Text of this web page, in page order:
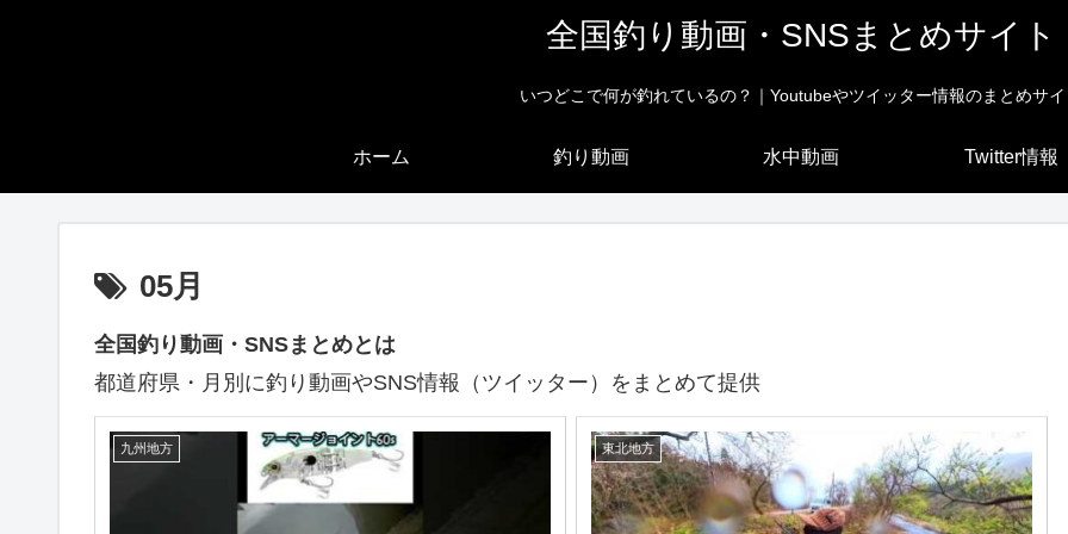
全国釣り動画・SNSまとめサイト
いつどこで何が釣れているの？｜Youtubeやツイッター情報のまとめサイ
ホーム 釣り動画 水中動画 Twitter情報
05月
全国釣り動画・SNSまとめとは
都道府県・月別に釣り動画やSNS情報（ツイッター）をまとめて提供
九州地方 東北地方